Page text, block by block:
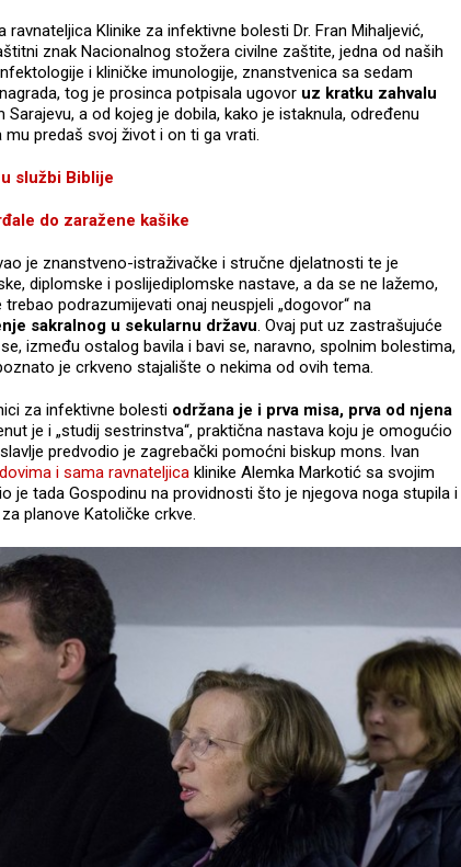
Klinike za infektivne bolesti Dr. Fran Mihaljević,
znak Nacionalnog stožera civilne zaštite, jedna od naših
i kliničke imunologije, znanstvenica sa sedam
tog je prosinca potpisala ugovor uz kratku zahvalu
a od kojeg je dobila, kako je istaknula, određenu
predaš svoj život i on ti ga vrati.
u službi Biblije
do zaražene kašike
je znanstveno-istraživačke i stručne djelatnosti te je
diplomske i poslijediplomske nastave, a da se ne lažemo,
podrazumijevati onaj neuspjeli „dogovor“ na
sakralnog u sekularnu državu. Ovaj put uz zastrašujuće
između ostalog bavila i bavi se, naravno, spolnim bolestima,
je crkveno stajalište o nekima od ovih tema.
za infektivne bolesti održana je i prva misa, prva od njena
je i „studij sestrinstva“, praktična nastava koju je omogućio
predvodio je zagrebački pomoćni biskup mons. Ivan
i sama ravnateljica klinike Alemka Markotić sa svojim
je tada Gospodinu na providnosti što je njegova noga stupila i
planove Katoličke crkve.